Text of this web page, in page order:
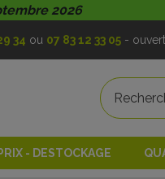
2026
34 ou 07 83 12 33 05-
- DESTOCKAGE